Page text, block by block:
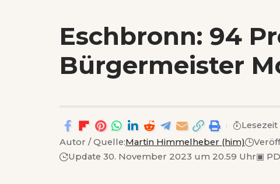
Eschbronn: 94
Bürgermeister
Autor / Quelle:Martin Himmelheber (him)
Update 30. November 2023 um 20.59 Uhr▣
Lesezeit